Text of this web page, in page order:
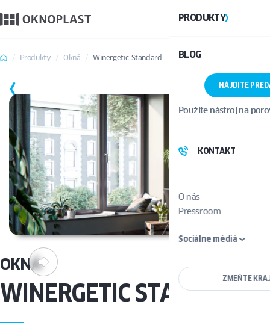
PRODUKTY
BLOG
NÁJDITE
Použite nástroj na
KONTAKT
O nás
Pressroom
Sociálne médiá
ZMEŇTE
Produkty Okná Winergetic Standard
ULOŽIŤ
OKNÁ
WINERGETIC STANDARD